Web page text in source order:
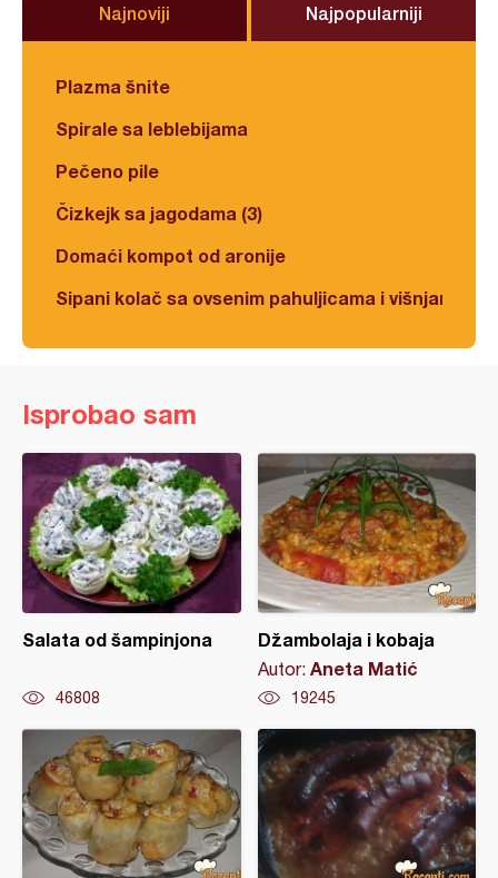
Najnoviji Najpopularniji
Plazma šnite
Spirale sa leblebijama
Pečeno pile
Čizkejk sa jagodama (3)
Domaći kompot od aronije
Sipani kolač sa ovsenim pahuljicama i višnjama
Isprobao sam
Salata od šampinjona
46808
Džambolaja i kobaja
Autor: Aneta Matić
19245